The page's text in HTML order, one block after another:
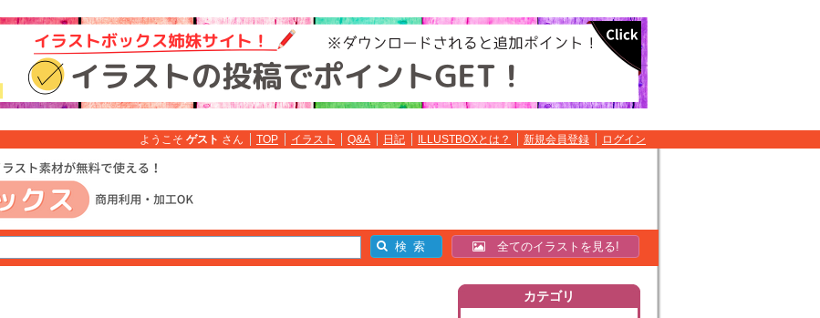
ようこそ ゲスト さん TOP イラスト Q&A 日記 ILLUSTBOXとは？ 新規会員登録 ログイン
全てのイラストを見る!
カテゴリ